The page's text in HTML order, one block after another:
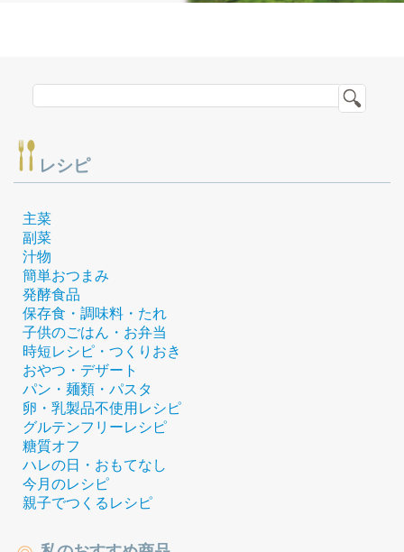
レシピ
主菜
副菜
汁物
簡単おつまみ
発酵食品
保存食・調味料・たれ
子供のごはん・お弁当
時短レシピ・つくりおき
おやつ・デザート
パン・麺類・パスタ
卵・乳製品不使用レシピ
グルテンフリーレシピ
糖質オフ
ハレの日・おもてなし
今月のレシピ
親子でつくるレシピ